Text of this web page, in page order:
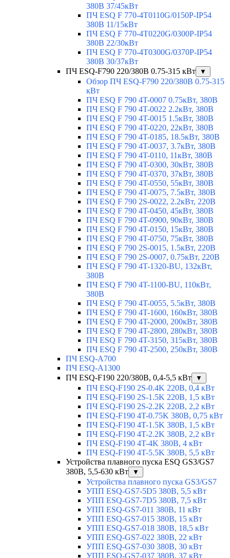
380В 37/45кВт
ПЧ ESQ F 770-4T0110G/0150P-IP54
380В 11/15кВт
ПЧ ESQ F 770-4T0220G/0300P-IP54
380В 22/30кВт
ПЧ ESQ F 770-4T0300G/0370P-IP54
380В 30/37кВт
ПЧ ESQ-F790 220/380В 0.75-315 кВт
▼
Обзор ПЧ ESQ-F790 220/380В 0.75-315
кВт
ПЧ ESQ F 790 4T-0007 0.75кВт, 380В
ПЧ ESQ F 790 4T-0022 2.2кВт, 380В
ПЧ ESQ F 790 4T-0015 1.5кВт, 380В
ПЧ ESQ F 790 4T-0220, 22кВт, 380В
ПЧ ESQ F 790 4T-0185, 18.5кВт, 380В
ПЧ ESQ F 790 4T-0037, 3.7кВт, 380В
ПЧ ESQ F 790 4T-0110, 11кВт, 380В
ПЧ ESQ F 790 4T-0300, 30кВт, 380В
ПЧ ESQ F 790 4T-0370, 37кВт, 380В
ПЧ ESQ F 790 4T-0550, 55кВт, 380В
ПЧ ESQ F 790 4T-0075, 7.5кВт, 380В
ПЧ ESQ F 790 2S-0022, 2.2кВт, 220В
ПЧ ESQ F 790 4T-0450, 45кВт, 380В
ПЧ ESQ F 790 4T-0900, 90кВт, 380В
ПЧ ESQ F 790 4T-0150, 15кВт, 380В
ПЧ ESQ F 790 4T-0750, 75кВт, 380В
ПЧ ESQ F 790 2S-0015, 1.5кВт, 220В
ПЧ ESQ F 790 2S-0007, 0.75кВт, 220В
ПЧ ESQ F 790 4T-1320-BU, 132кВт,
380В
ПЧ ESQ F 790 4T-1100-BU, 110кВт,
380В
ПЧ ESQ F 790 4T-0055, 5.5кВт, 380В
ПЧ ESQ F 790 4T-1600, 160кВт, 380В
ПЧ ESQ F 790 4T-2000, 200кВт, 380В
ПЧ ESQ F 790 4T-2800, 280кВт, 380В
ПЧ ESQ F 790 4T-3150, 315кВт, 380В
ПЧ ESQ F 790 4T-2500, 250кВт, 380В
ПЧ ESQ-A700
ПЧ ESQ-A1300
ПЧ ESQ-F190 220/380В, 0,4-5,5 кВт
▼
ПЧ ESQ-F190 2S-0.4K 220В, 0,4 кВт
ПЧ ESQ-F190 2S-1.5K 220В, 1,5 кВт
ПЧ ESQ-F190 2S-2.2K 220В, 2,2 кВт
ПЧ ESQ-F190 4T-0.75K 380В, 0,75 кВт
ПЧ ESQ-F190 4T-1.5K 380В, 1,5 кВт
ПЧ ESQ-F190 4T-2.2K 380В, 2,2 кВт
ПЧ ESQ-F190 4T-4K 380В, 4 кВт
ПЧ ESQ-F190 4T-5.5K 380В, 5,5 кВт
Устройства плавного пуска ESQ GS3/GS7
380В, 5,5-630 кВт
▼
Устройства плавного пуска GS3/GS7
УПП ESQ-GS7-5D5 380В, 5,5 кВт
УПП ESQ-GS7-7D5 380В, 7,5 кВт
УПП ESQ-GS7-011 380В, 11 кВт
УПП ESQ-GS7-015 380В, 15 кВт
УПП ESQ-GS7-018 380В, 18,5 кВт
УПП ESQ-GS7-022 380В, 22 кВт
УПП ESQ-GS7-030 380В, 30 кВт
УПП ESQ-GS7-037 380В, 37 кВт